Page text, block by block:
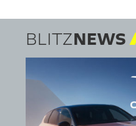
BLITZNEWS